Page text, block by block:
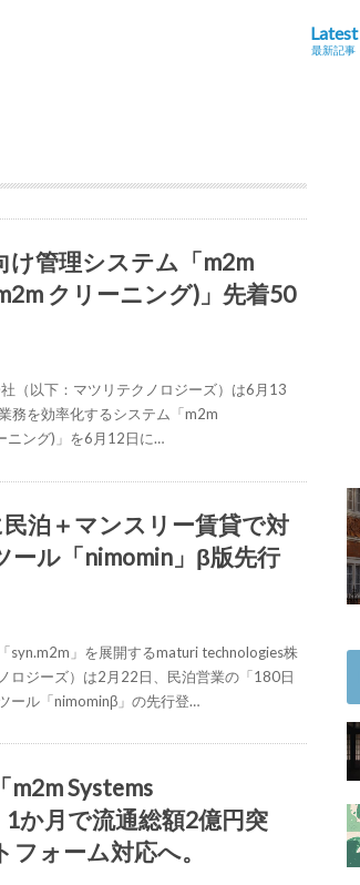
Latest
最新記事
け管理システム「m2m
クリーニング)」先着50
（以下：マツリテクノロジーズ）は6月13
務を効率化するシステム「m2m
ニング)」を6月12日に…
泊＋マンスリー賃貸で対
ール「nimomin」β版先行
syn.m2m」を展開するmaturi technologies株
ロジーズ）は2月22日、民泊営業の「180日
ール「nimominβ」の先行登…
Systems
1か月で流通総額2億円突
ォーム対応へ。